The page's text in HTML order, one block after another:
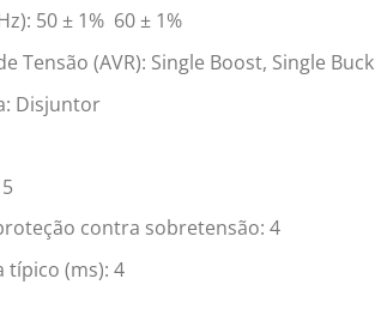
50 ± 1% 60 ± 1%
Tensão (AVR): Single Boost, Single Buck
Disjuntor
contra sobretensão: 4
típico (ms): 4